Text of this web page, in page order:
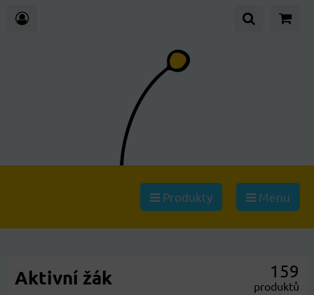
Produkty Menu
Aktivní žák 159
produktů